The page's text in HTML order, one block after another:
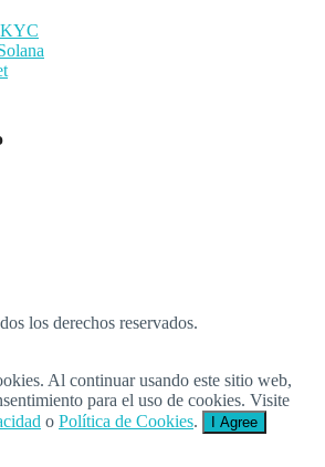
los derechos reservados.
Al continuar usando este sitio web,
para el uso de cookies. Visite
o Política de Cookies. I Agree